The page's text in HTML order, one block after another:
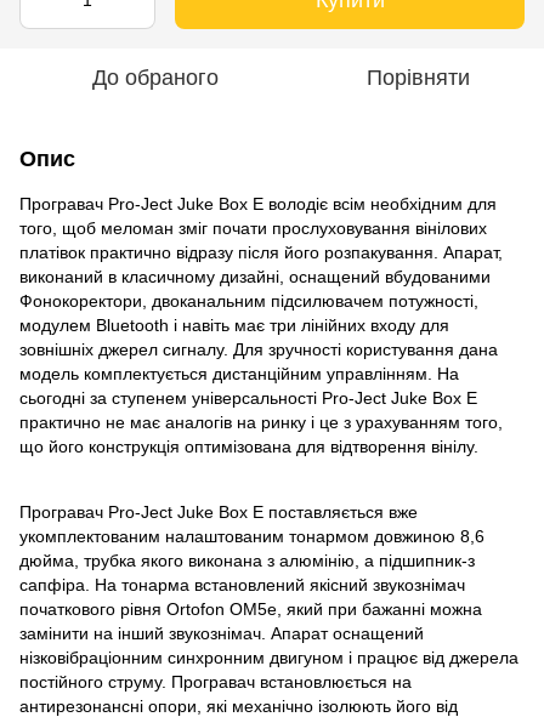
До обраного Порівняти
Опис
Програвач Pro-Ject Juke Box E володіє всім необхідним для
того, щоб меломан зміг почати прослуховування вінілових
платівок практично відразу після його розпакування. Апарат,
виконаний в класичному дизайні, оснащений вбудованими
Фонокоректори, двоканальним підсилювачем потужності,
модулем Bluetooth і навіть має три лінійних входу для
зовнішніх джерел сигналу. Для зручності користування дана
модель комплектується дистанційним управлінням. На
сьогодні за ступенем універсальності Pro-Ject Juke Box E
практично не має аналогів на ринку і це з урахуванням того,
що його конструкція оптимізована для відтворення вінілу.
Програвач Pro-Ject Juke Box E поставляється вже
укомплектованим налаштованим тонармом довжиною 8,6
дюйма, трубка якого виконана з алюмінію, а підшипник-з
сапфіра. На тонарма встановлений якісний звукознімач
початкового рівня Ortofon OM5e, який при бажанні можна
замінити на інший звукознімач. Апарат оснащений
нізковібраціонним синхронним двигуном і працює від джерела
постійного струму. Програвач встановлюється на
антирезонансні опори, які механічно ізолюють його від